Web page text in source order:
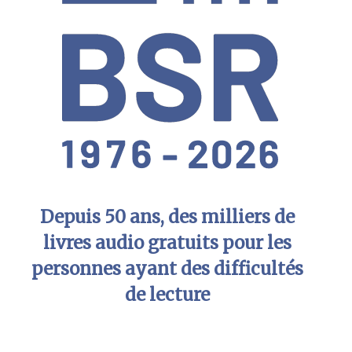
Depuis 50 ans, des milliers de
livres audio gratuits pour les
personnes ayant des difficultés
de lecture